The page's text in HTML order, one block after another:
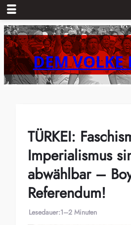
Zum
Inhalt
springenDEM VOLKE
TÜRKEI:
Imperialismus
abwählbar –
Referendum!
Lesedauer:1–2 Minuten